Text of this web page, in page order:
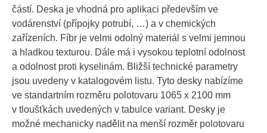
částí. Deska je vhodná pro aplikaci především ve
vodárenství (přípojky potrubí, …) a v chemických
zařízeních. Fíbr je velmi odolný materiál s velmi jemnou
a hladkou texturou. Dále má i vysokou teplotní odolnost
a odolnost proti kyselinám. Bližší technické parametry
jsou uvedeny v katalogovém listu. Tyto desky nabízíme
ve standartním rozměru polotovaru 1065 x 2100 mm
v tloušťkách uvedených v tabulce variant. Desky je
možné mechanicky nadělit na menší rozměr polotovaru